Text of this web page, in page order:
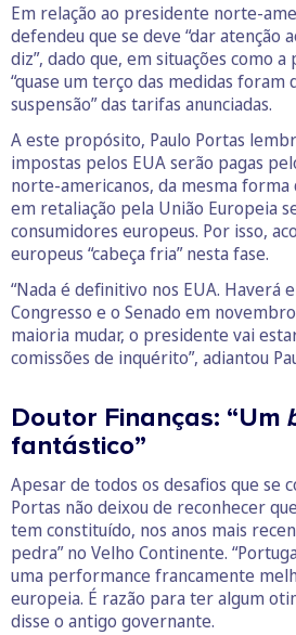
Em relação ao presidente norte-
defendeu que se deve “dar atenção
diz”, dado que, em situações como
“quase um terço das medidas foram
suspensão” das tarifas anunciadas.
A este propósito, Paulo Portas
impostas pelos EUA serão pagas
norte-americanos, da mesma forma
em retaliação pela União Europeia
consumidores europeus. Por isso,
europeus “cabeça fria” nesta fase.
“Nada é definitivo nos EUA. Haverá
Congresso e o Senado em
maioria mudar, o presidente vai
comissões de inquérito”, adiantou
Doutor Finanças: “Um
fantástico”
Apesar de todos os desafios que se
Portas não deixou de reconhecer
tem constituído, nos anos mais
pedra” no Velho Continente.
uma performance francamente
europeia. É razão para ter algum
disse o antigo governante.